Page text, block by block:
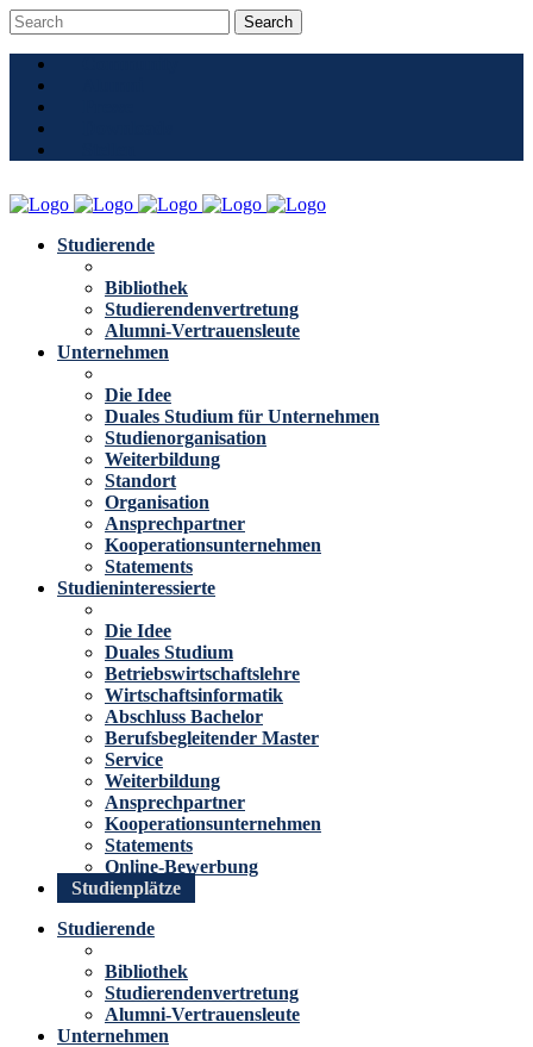
Studierende
Bibliothek
Studierendenvertretung
Alumni-Vertrauensleute
Unternehmen
Die Idee
Duales Studium für Unternehmen
Studienorganisation
Weiterbildung
Standort
Organisation
Ansprechpartner
Kooperationsunternehmen
Statements
Studieninteressierte
Die Idee
Duales Studium
Betriebswirtschaftslehre
Wirtschaftsinformatik
Abschluss Bachelor
Berufsbegleitender Master
Service
Weiterbildung
Ansprechpartner
Kooperationsunternehmen
Statements
Online-Bewerbung
Studienplätze
Studierende
Bibliothek
Studierendenvertretung
Alumni-Vertrauensleute
Unternehmen